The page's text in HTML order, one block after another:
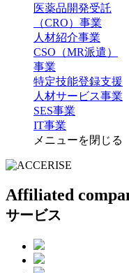
医薬品開発受託
（CRO）事業
人材紹介事業
CSO（MR派遣）
事業
特定技能登録支援
人材サービス事業
SES事業
IT事業
メニューを閉じる
Affiliated
サービス